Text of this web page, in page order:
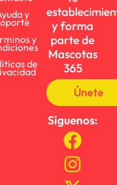
y
y
de
y forma
parte de
Mascotas
365
Únete
Síguenos: